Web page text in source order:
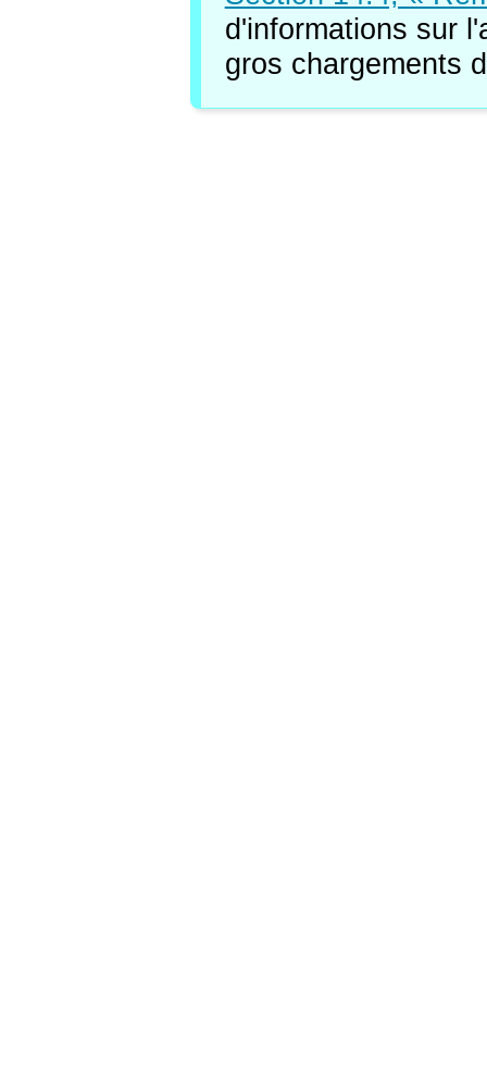
d'informations sur
gros chargements